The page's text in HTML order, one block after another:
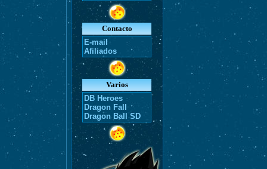
Contacto
E-mail
Afiliados
Varios
DB Heroes
Dragon Fall
Dragon Ball SD